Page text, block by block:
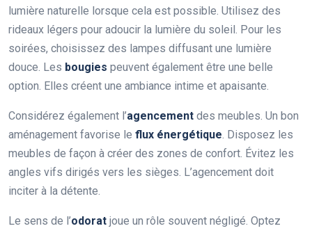
lumière naturelle lorsque cela est possible. Utilisez des
rideaux légers pour adoucir la lumière du soleil. Pour les
soirées, choisissez des lampes diffusant une lumière
douce. Les bougies peuvent également être une belle
option. Elles créent une ambiance intime et apaisante.
Considérez également l’agencement des meubles. Un bon
aménagement favorise le flux énergétique. Disposez les
meubles de façon à créer des zones de confort. Évitez les
angles vifs dirigés vers les sièges. L’agencement doit
inciter à la détente.
Le sens de l’odorat joue un rôle souvent négligé. Optez